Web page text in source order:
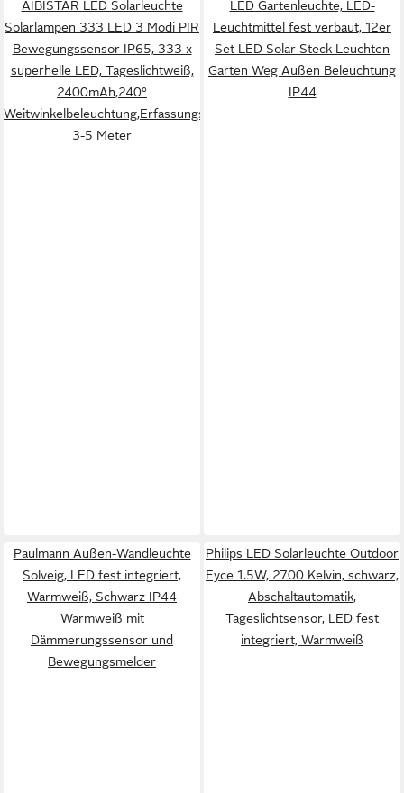
AIBISTAR LED Solarleuchte
Solarlampen 333 LED 3 Modi PIR
Bewegungssensor IP65, 333 x
superhelle LED, Tageslichtweiß,
2400mAh,240°
Weitwinkelbeleuchtung,Erfassungsreichweite
3-5 Meter
LED Gartenleuchte, LED-
Leuchtmittel fest verbaut, 12er
Set LED Solar Steck Leuchten
Garten Weg Außen Beleuchtung
IP44
Paulmann Außen-Wandleuchte
Solveig, LED fest integriert,
Warmweiß, Schwarz IP44
Warmweiß mit
Dämmerungssensor und
Bewegungsmelder
Philips LED Solarleuchte Outdoor
Fyce 1.5W, 2700 Kelvin, schwarz,
Abschaltautomatik,
Tageslichtsensor, LED fest
integriert, Warmweiß